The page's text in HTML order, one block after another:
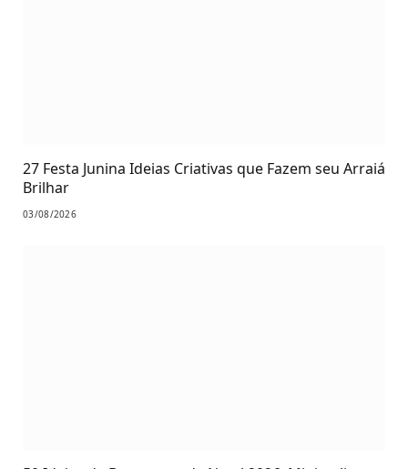
27 Festa Junina Ideias Criativas que Fazem seu Arraiá
Brilhar
03/08/2026